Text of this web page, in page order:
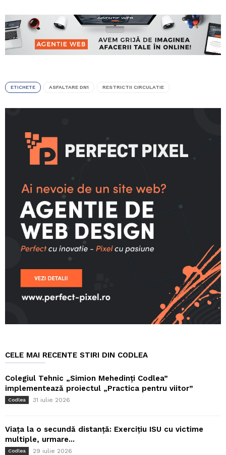
ETICHETE ASFALTARE DN1 RESTRICTII CIRCULATIE
CELE MAI RECENTE STIRI DIN CODLEA
Colegiul Tehnic „Simion Mehedinți Codlea”
implementează proiectul „Practica pentru viitor”
Codlea 31 iulie 2026
Viața la o secundă distanță: Exercițiu ISU cu victime
multiple, urmare...
Codlea 29 iulie 2026